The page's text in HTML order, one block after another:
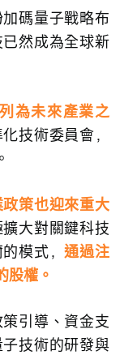
碼量子戰略布
然成為全球新
為未來產業之
技術委員會，
策也迎來重大
大對關鍵科技
模式，通過注
股權。
引導、資金支
技術的研發與